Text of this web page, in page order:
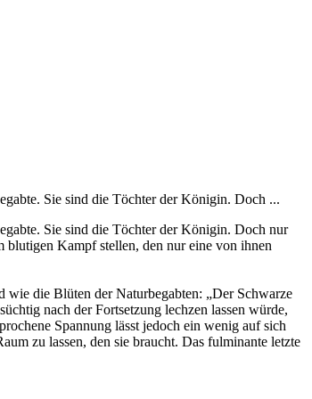
Sie sind die Töchter der Königin. Doch ...
Sie sind die Töchter der Königin. Doch nur
blutigen Kampf stellen, den nur eine von ihnen
wie die Blüten der Naturbegabten: „Der Schwarze
nach der Fortsetzung lechzen lassen würde,
Spannung lässt jedoch ein wenig auf sich
zu lassen, den sie braucht. Das fulminante letzte